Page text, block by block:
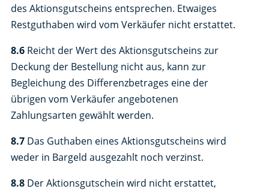
des Aktionsgutscheins entsprechen. Etwaiges
Restguthaben wird vom Verkäufer nicht erstattet.
8.6Reicht der Wert des Aktionsgutscheins zur
Deckung der Bestellung nicht aus, kann zur
Begleichung des Differenzbetrages eine der
übrigen vom Verkäufer angebotenen
Zahlungsarten gewählt werden.
8.7Das Guthaben eines Aktionsgutscheins wird
weder in Bargeld ausgezahlt noch verzinst.
8.8Der Aktionsgutschein wird nicht erstattet,